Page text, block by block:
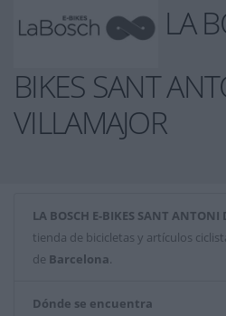
LA
BIKES SANT
VILLAMAJOR
LA BOSCH E-BIKES SANT ANTONI
tienda de bicicletas y artículos
de Barcelona.
Dónde se encuentra